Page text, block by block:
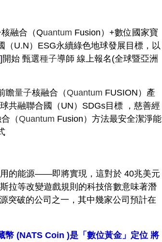
融合（Quantum Fusion）+數位國家寶
U.N）ESG永續綠色地球發展目標，以
]開始 甄選種子導師 線上報名(全球暨亞洲
瞻量子核融合（ Quantum FUSION）產
共融聯合國（UN）SDGs目標 ，慈善經
（ Quantum Fusion）方法最安全潔淨能
的能源——即將實現，這對於 40兆美元
拉等改變遊戲規則的科技倍數意味著潛
突破的公司之一，其中幾家公司預計在
幣 (NATS Coin )是「數位黃金」定位 將